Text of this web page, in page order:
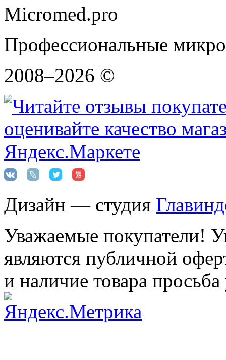
Micromed.pro
Профессиональные
2008–2026 ©
Дизайн — студия
Уважаемые покупатели!
являются публичной
и наличие товара